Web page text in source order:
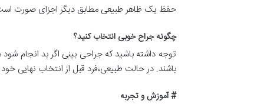
حفظ یک ظاهر طبیعی مطابق دیگر اجزای صورت
چگونه جراح خوبی انتخاب کنید؟
توجه داشته باشید که جراحی بینی اگر بد انجام
باشند. در حالت طبیعی،فرد قبل از انتخاب نهایی
# آموزش و تجربه